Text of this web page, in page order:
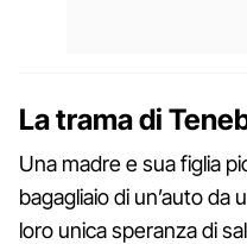
La trama di
Una madre e sua figlia
bagagliaio di un’auto da
loro unica speranza di